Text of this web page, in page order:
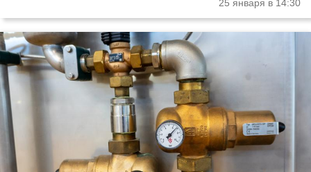
25 января в 14:30